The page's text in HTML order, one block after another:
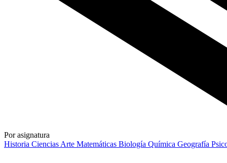
Por asignatura
Historia Ciencias Arte Matemáticas Biología Química Geografía